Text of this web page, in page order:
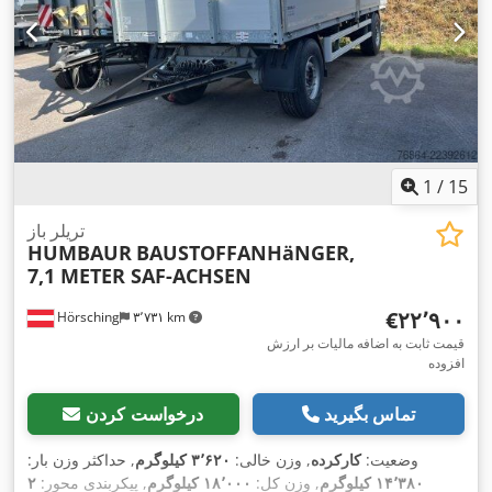
1 / 15
Hörsching ۳٬۷۳۱ km
تریلر باز
HUMBAUR BAUSTOFFANHäNGER,
7,1 METER SAF-ACHSEN
‎€۲۲٬۹۰۰
قیمت ثابت به اضافه مالیات بر ارزش
افزوده
درخواست کردن تماس بگیرید
وضعیت:کارکرده, وزن خالی: ۳٬۶۲۰ کیلوگرم
, حداکثر وزن بار:
۱۴٬۳۸۰ کیلوگرم
, وزن کل: ۱۸٬۰۰۰ کیلوگرم , پیکربندی محور: ۲